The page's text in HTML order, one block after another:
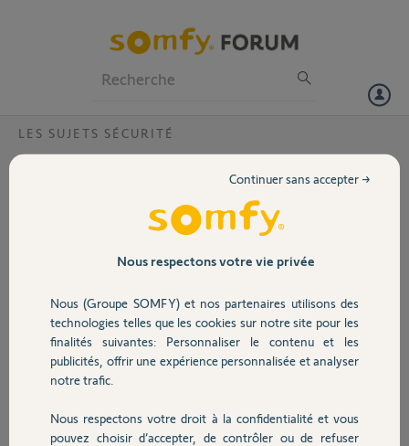
Volet
Sécurité
Domotique
Chauffage
LES SUJETS SÉCURITÉ
Prise interieure et Protexiom Ultimate ?
je viens d'acheter une prise intérieure Somfy et je désire piloter
Comment procéder svp pour que cette prise soit reconnu par le
Merci d'avance
Pierre D.
il y a environ 9 ans
Participer au fil de discussion
Nous respectons votre vie privée
Nous (Groupe SOMFY) et nos partenaires utilisons des
technologies telles que les cookies sur notre site pour les
finalités suivantes: Personnaliser le contenu et les
publicités, offrir une expérience personnalisée et analyser
notre trafic.
Nous respectons votre droit à la confidentialité et vous
pouvez choisir d’accepter, de contrôler ou de refuser
Continuer sans accepter →